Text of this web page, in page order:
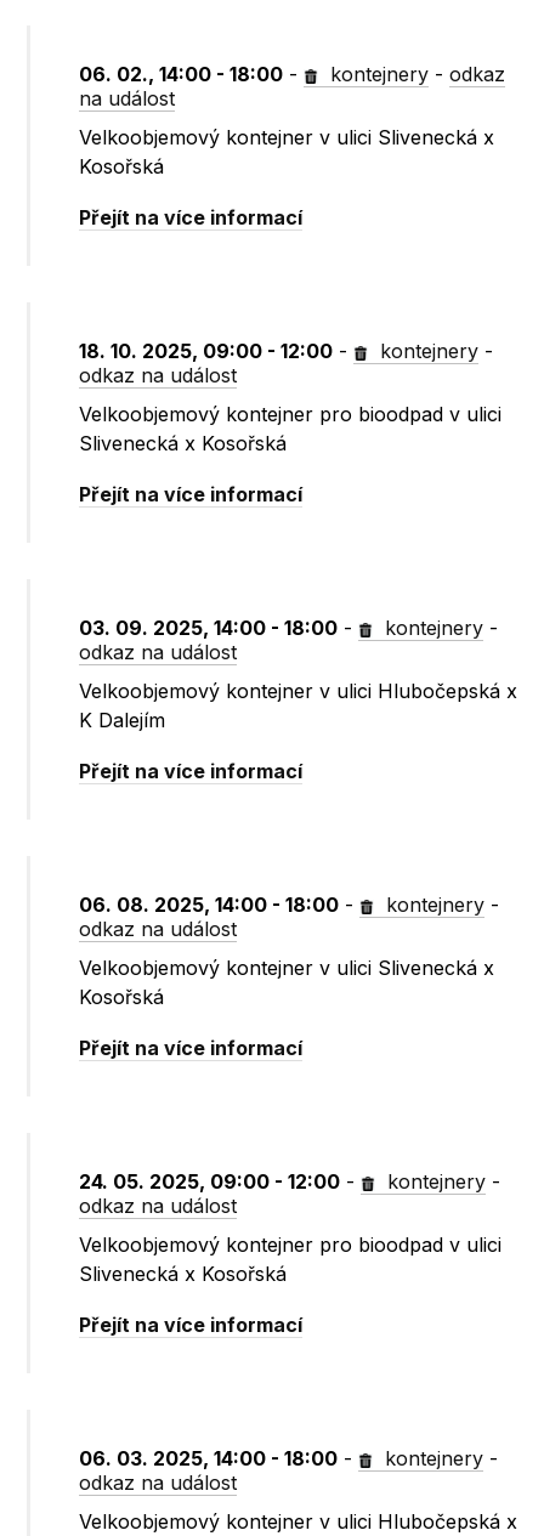
06. 02., 14:00 - 18:00 - kontejnery -odkaz
na událost
Velkoobjemový kontejner v ulici Slivenecká x
Kosořská
Přejít na více informací
18. 10. 2025, 09:00 - 12:00 - kontejnery -
odkaz na událost
Velkoobjemový kontejner pro bioodpad v ulici
Slivenecká x Kosořská
Přejít na více informací
03. 09. 2025, 14:00 - 18:00 - kontejnery -
odkaz na událost
Velkoobjemový kontejner v ulici Hlubočepská x
K Dalejím
Přejít na více informací
06. 08. 2025, 14:00 - 18:00 - kontejnery -
odkaz na událost
Velkoobjemový kontejner v ulici Slivenecká x
Kosořská
Přejít na více informací
24. 05. 2025, 09:00 - 12:00 - kontejnery -
odkaz na událost
Velkoobjemový kontejner pro bioodpad v ulici
Slivenecká x Kosořská
Přejít na více informací
06. 03. 2025, 14:00 - 18:00 - kontejnery -
odkaz na událost
Velkoobjemový kontejner v ulici Hlubočepská x